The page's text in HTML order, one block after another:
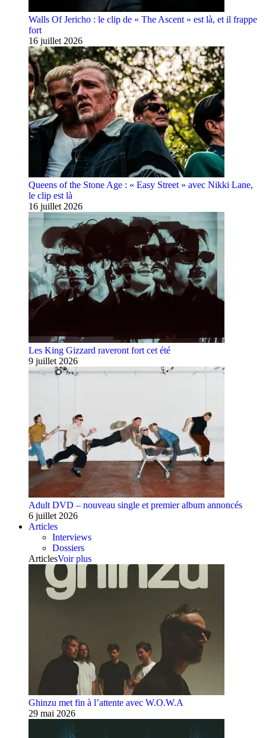
Walls Of Jericho : le clip de « The Ascent » est là, et il frappe
fort
16 juillet 2026
Queens of the Stone Age : « Easy Street » avec Nikki Lane,
le clip est là
16 juillet 2026
Les King Gizzard raveront fort cet été
9 juillet 2026
Adult DVD – nouveau single et premier album annoncés
6 juillet 2026
Articles
Interviews
Dossiers
ArticlesVoir plus
Ghinzu met fin à l’attente avec W.O.W.A
29 mai 2026